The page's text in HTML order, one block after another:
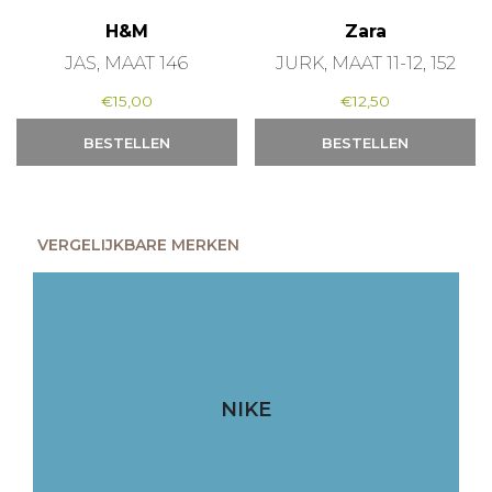
H&M
JAS, MAAT 146
€15,00
BESTELLEN
Zara
JURK, MAAT 11-12, 152
€12,50
BESTELLEN
VERGELIJKBARE MERKEN
NIKE